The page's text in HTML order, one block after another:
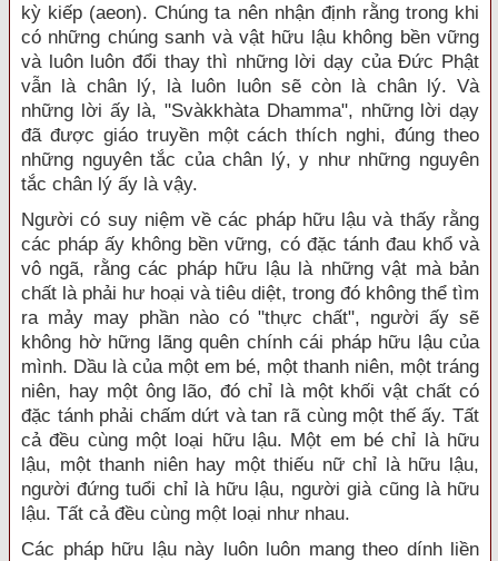
kỳ kiếp (aeon). Chúng ta nên nhận định rằng trong khi
có những chúng sanh và vật hữu lậu không bền vững
và luôn luôn đổi thay thì những lời dạy của Ðức Phật
vẫn là chân lý, là luôn luôn sẽ còn là chân lý. Và
những lời ấy là, "Svàkkhàta Dhamma", những lời dạy
đã được giáo truyền một cách thích nghi, đúng theo
những nguyên tắc của chân lý, y như những nguyên
tắc chân lý ấy là vậy.
Người có suy niệm về các pháp hữu lậu và thấy rằng
các pháp ấy không bền vững, có đặc tánh đau khổ và
vô ngã, rằng các pháp hữu lậu là những vật mà bản
chất là phải hư hoại và tiêu diệt, trong đó không thể tìm
ra mảy may phần nào có "thực chất", người ấy sẽ
không hờ hững lãng quên chính cái pháp hữu lậu của
mình. Dầu là của một em bé, một thanh niên, một tráng
niên, hay một ông lão, đó chỉ là một khối vật chất có
đặc tánh phải chấm dứt và tan rã cùng một thế ấy. Tất
cả đều cùng một loại hữu lậu. Một em bé chỉ là hữu
lậu, một thanh niên hay một thiếu nữ chỉ là hữu lậu,
người đứng tuổi chỉ là hữu lậu, người già cũng là hữu
lậu. Tất cả đều cùng một loại như nhau.
Các pháp hữu lậu này luôn luôn mang theo dính liền